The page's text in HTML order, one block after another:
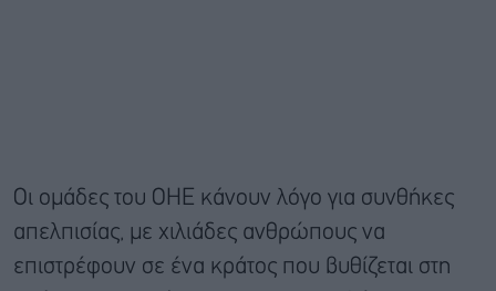
Οι ομάδες του ΟΗΕ κάνουν λόγο για συνθήκες
απελπισίας, με χιλιάδες ανθρώπους να
επιστρέφουν σε ένα κράτος που βυθίζεται στη